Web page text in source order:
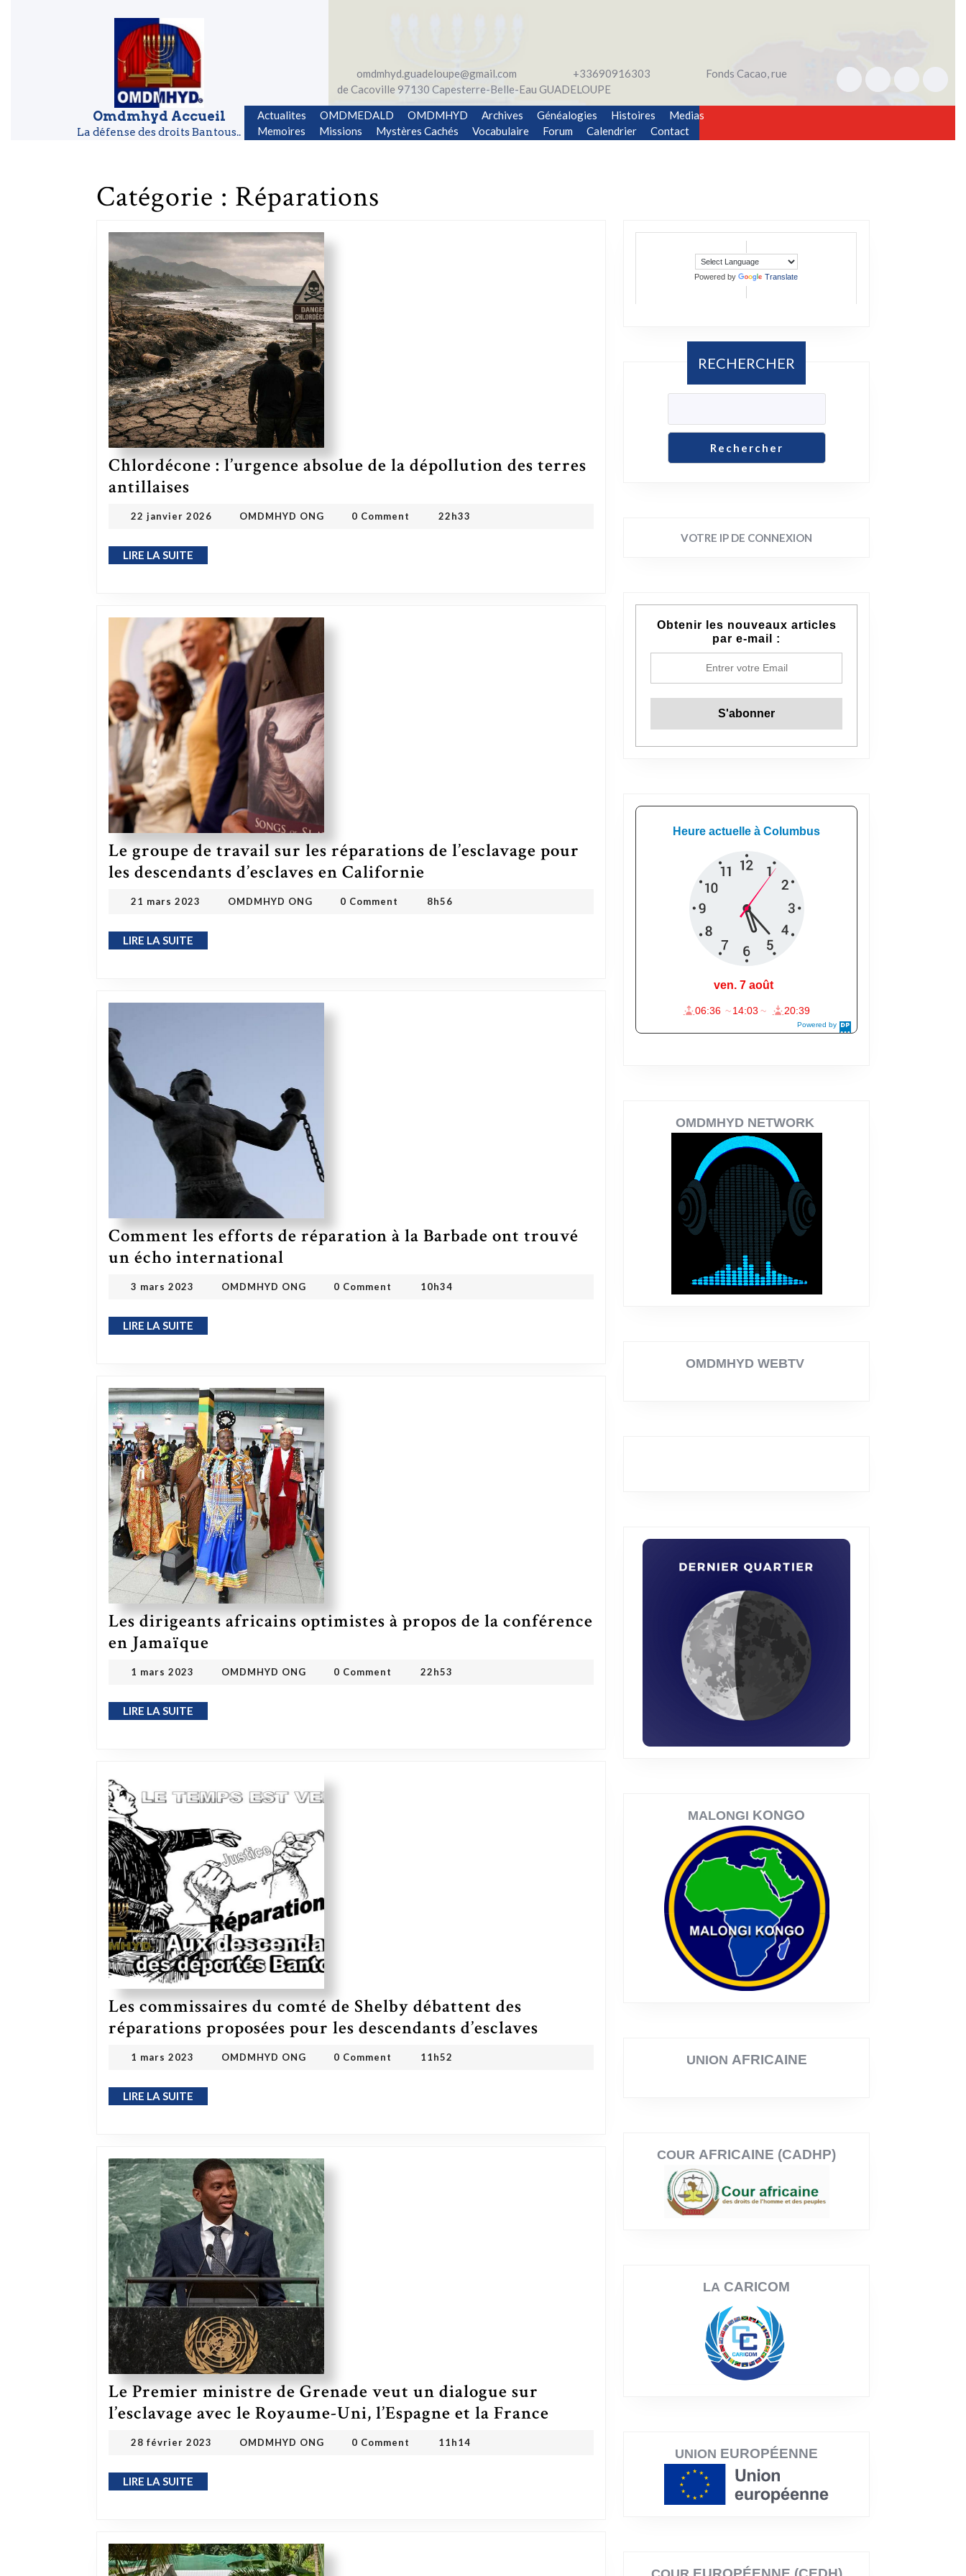
Omdmhyd Accueil
La défense des droits Bantous..
omdmhyd.guadeloupe@gmail.com +33690916303
Fonds Cacao, rue
de Cacoville 97130 Capesterre-Belle-Eau GUADELOUPE
Actualites
OMDMEDALD OMDMHYD Archives Généalogies Histoires
Medias
Memoires
Missions Mystères Cachés Vocabulaire Forum Calendrier Contact
Catégorie : Réparations
Chlordécone : l’urgence absolue de la dépollution des terres
antillaises Chlordécone : l’urgence absolue de la dépollution des terres antillaises
22 janvier 2026 OMDMHYD ONG 0 Comment 22h33
LIRE LA SUITE
Le groupe de travail sur les réparations de l’esclavage pour
les descendants d’esclaves en Californie
21 mars 2023 OMDMHYD ONG 0 Comment 8h56
LIRE LA SUITE
Comment les efforts de réparation à la Barbade ont trouvé
un écho international
3 mars 2023 OMDMHYD ONG 0 Comment 10h34
LIRE LA SUITE
Les dirigeants africains optimistes à propos de la conférence
en Jamaïque
1 mars 2023 OMDMHYD ONG 0 Comment 22h53
LIRE LA SUITE
Les commissaires du comté de Shelby débattent des
réparations proposées pour les descendants d’esclaves
1 mars 2023 OMDMHYD ONG 0 Comment 11h52
LIRE LA SUITE
Le Premier ministre de Grenade veut un dialogue sur
l’esclavage avec le Royaume-Uni, l’Espagne et la France
28 février 2023 OMDMHYD ONG 0 Comment 11h14
LIRE LA SUITE
Powered by Translate
RECHERCHER
Rechercher
VOTRE IP DE CONNEXION
Obtenir les nouveaux articles
par e-mail :
OMDMHYD NETWORK
OMDMHYD WEBTV
MALONGI KONGO
UNION AFRICAINE
COUR AFRICAINE (CADHP)
LACARICOM
UNION EUROPÉENNE